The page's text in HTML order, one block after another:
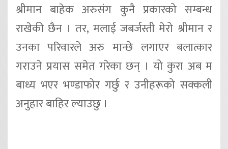
श्रीमान बाहेक अरुसंग कुनै प्रकारको सम्बन्ध
राखेकी छैन । तर, मलाई जबर्जस्ती मेरो श्रीमान र
उनका परिवारले अरु मान्छे लगाएर बलात्कार
गराउने प्रयास समेत गरेका छन् । यो कुरा अब म
बाध्य भएर भण्डाफोर गर्छु र उनीहरूको सक्कली
अनुहार बाहिर ल्याउछु ।